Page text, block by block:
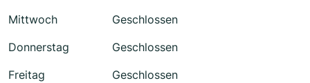
Mittwoch
Geschlossen
Donnerstag
Geschlossen
Freitag
Geschlossen